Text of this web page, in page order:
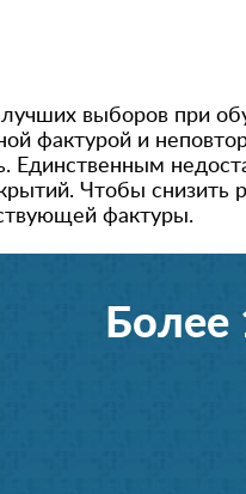
выборов при
фактурой и
Единственным
Чтобы снизить
фактуры.
Более